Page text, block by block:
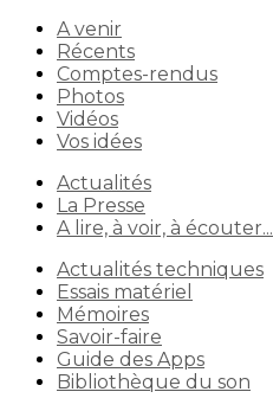
A venir
Récents
Comptes-rendus
Photos
Vidéos
Vos idées
Actualités
La Presse
A lire, à voir, à écouter...
Actualités techniques
Essais matériel
Mémoires
Savoir-faire
Guide des Apps
Bibliothèque du son